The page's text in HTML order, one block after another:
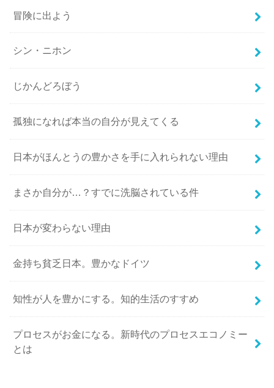
冒険に出よう
シン・ニホン
じかんどろぼう
孤独になれば本当の自分が見えてくる
日本がほんとうの豊かさを手に入れられない理由
まさか自分が…？すでに洗脳されている件
日本が変わらない理由
金持ち貧乏日本。豊かなドイツ
知性が人を豊かにする。知的生活のすすめ
プロセスがお金になる。新時代のプロセスエコノミー
とは